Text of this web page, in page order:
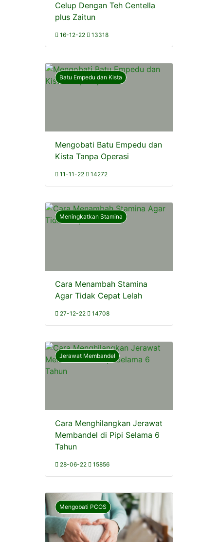
Celup Dengan Teh Centella
plus Zaitun
16-12-22 13318
Batu Empedu dan Kista
Mengobati Batu Empedu dan
Kista Tanpa Operasi
11-11-22 14272
Meningkatkan Stamina
Cara Menambah Stamina
Agar Tidak Cepat Lelah
27-12-22 14708
Jerawat Membandel
Cara Menghilangkan Jerawat
Membandel di Pipi Selama 6
Tahun
28-06-22 15856
Mengobati PCOS